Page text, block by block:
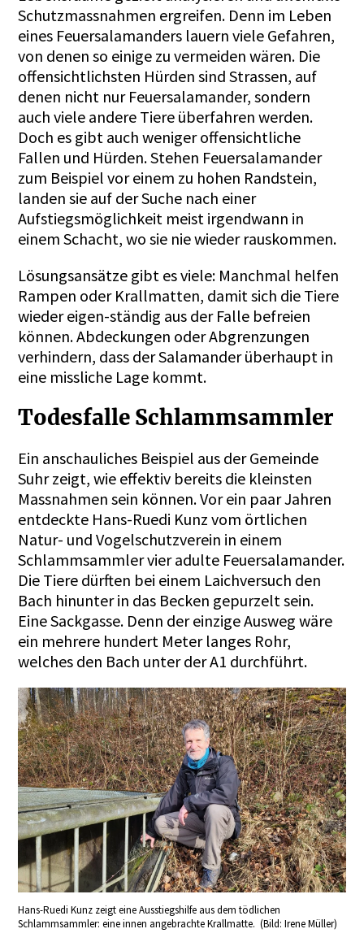
Schutzmassnahmen ergreifen. Denn im Leben
eines Feuersalamanders lauern viele Gefahren,
von denen so einige zu vermeiden wären. Die
offensichtlichsten Hürden sind Strassen, auf
denen nicht nur Feuersalamander, sondern
auch viele andere Tiere überfahren werden.
Doch es gibt auch weniger offensichtliche
Fallen und Hürden. Stehen Feuersalamander
zum Beispiel vor einem zu hohen Randstein,
landen sie auf der Suche nach einer
Aufstiegsmöglichkeit meist irgendwann in
einem Schacht, wo sie nie wieder rauskommen.
Lösungsansätze gibt es viele: Manchmal helfen
Rampen oder Krallmatten, damit sich die Tiere
wieder eigen-ständig aus der Falle befreien
können. Abdeckungen oder Abgrenzungen
verhindern, dass der Salamander überhaupt in
eine missliche Lage kommt.
Todesfalle Schlammsammler
Ein anschauliches Beispiel aus der Gemeinde
Suhr zeigt, wie effektiv bereits die kleinsten
Massnahmen sein können. Vor ein paar Jahren
entdeckte Hans-Ruedi Kunz vom örtlichen
Natur- und Vogelschutzverein in einem
Schlammsammler vier adulte Feuersalamander.
Die Tiere dürften bei einem Laichversuch den
Bach hinunter in das Becken gepurzelt sein.
Eine Sackgasse. Denn der einzige Ausweg wäre
ein mehrere hundert Meter langes Rohr,
welches den Bach unter der A1 durchführt.
Hans-Ruedi Kunz zeigt eine Ausstiegshilfe aus dem tödlichen
Schlammsammler: eine innen angebrachte Krallmatte. (Bild: Irene Müller)